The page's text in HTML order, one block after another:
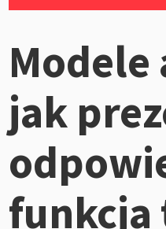
Modele
jak
funkcja